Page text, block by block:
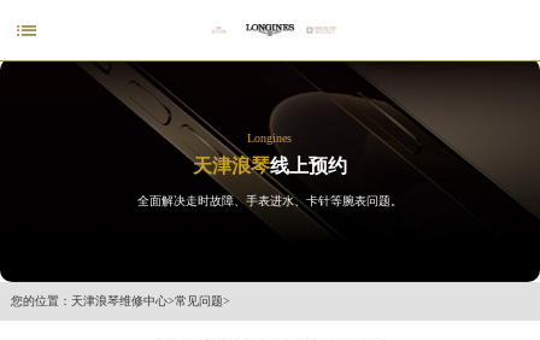

Longines
天津浪琴线上预约
全面解决走时故障、手表进水、卡针等腕表问题。
您的位置： 天津浪琴维修中心>常见问题>